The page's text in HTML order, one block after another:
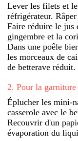
Lever les filets et
réfrigérateur.
Faire réduire le jus
gingembre et la
Dans une poêle
les morceaux de
de betterave réduit.
2. Pour la garniture
Éplucher les mini-
casserole avec le
Recouvrir d'un
évaporation du